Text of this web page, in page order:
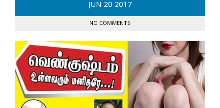
JUN 20 2017
NO COMMENTS